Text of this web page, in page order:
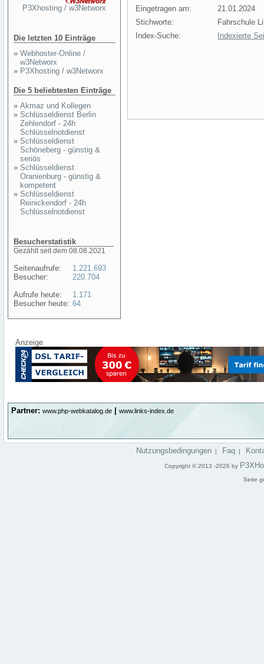
P3Xhosting / w3Networx
Die letzten 10 Einträge
» Webhoster-Online /
w3Networx
» P3Xhosting / w3Networx
Die 5 beliebtesten Einträge
» Akmaz und Kollegen
» Schlüsseldienst Berlin
Zehlendorf - 24h
Schlüsselnotdienst
» Schlüsseldienst
Schöneberg - günstig &
seriös
» Schlüsseldienst
Oranienburg - günstig &
kompetent
» Schlüsseldienst
Reinickendorf - 24h
Schlüsselnotdienst
Besucherstatistik
Gezählt seit dem 08.08.2021
Seitenaufrufe:
Besucher:
Aufrufe heute:
Besucher heute:
1.221.693
220.704
1.171
64
Eingetragen am:
21.01.2024
Stichworte:
Fahrschule
Index-Suche:
Indexierte
Anzeige
Partner: www.php-webkatalog.de www.links-index.de
Nutzungsbedingungen | Faq |
Copyright © 2013 -2026 by
Seite